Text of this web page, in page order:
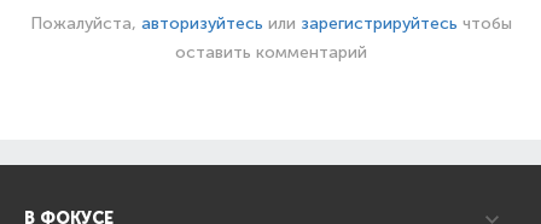
Пожалуйста, авторизуйтесь или зарегистрируйтесь чтобы
оставить комментарий
В ФОКУСЕ